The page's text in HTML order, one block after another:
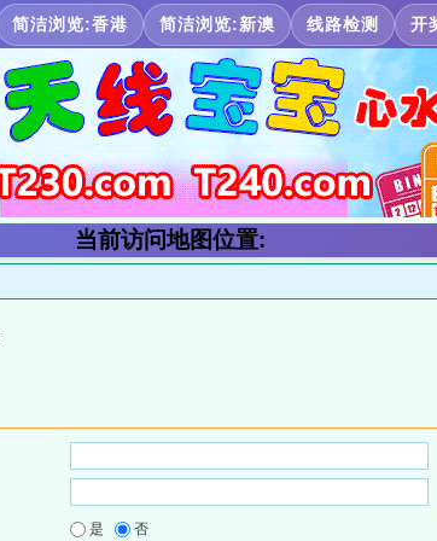
简洁浏览:香港 简洁浏览:新澳 线路检测 开
当前访问地图位置:
是 否